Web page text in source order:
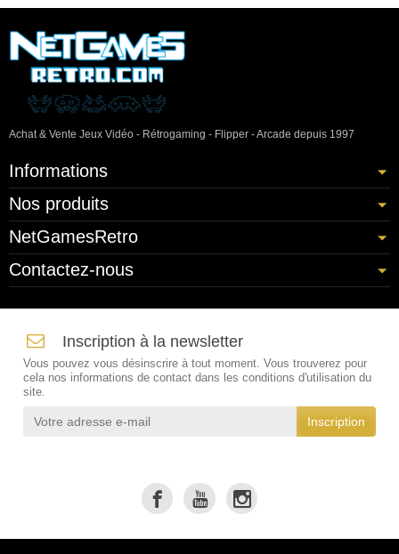
Achat & Vente Jeux Vidéo - Rétrogaming - Flipper - Arcade depuis 1997
Informations
Nos produits
NetGamesRetro
Contactez-nous
Inscription à la newsletter
Vous pouvez vous désinscrire à tout moment. Vous trouverez pour
cela nos informations de contact dans les conditions d'utilisation du
site.